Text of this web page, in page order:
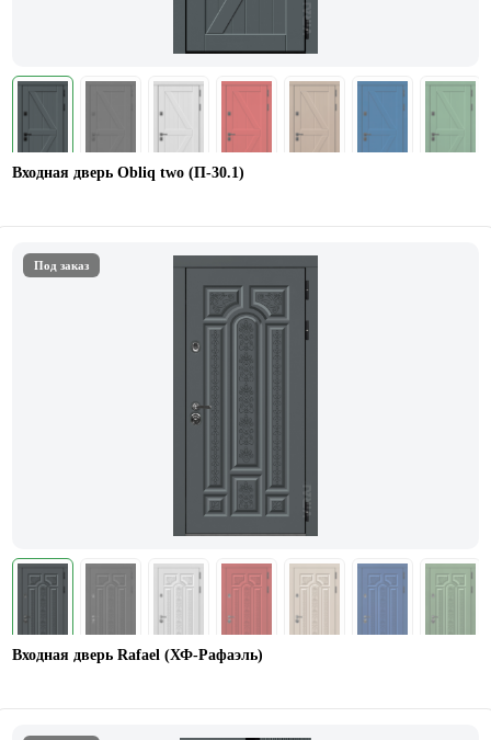
Входная дверь Obliq two (П-30.1)
Под заказ
Входная дверь Rafael (ХФ-Рафаэль)